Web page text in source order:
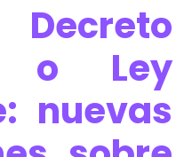
o Ley
nuevas